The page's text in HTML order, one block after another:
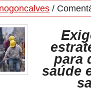
/
para
saúde